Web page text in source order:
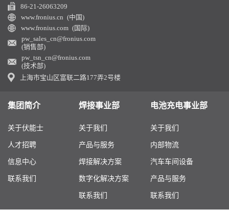
86-21-26063209
www.fronius.cn (中国)
www.fronius.com (国际)
pw_sales_cn@fronius.com
(销售部)
pw_tsn_cn@fronius.com
(技术部)
上海市宝山区富联二路177弄2号楼
集团简介
关于伏能士
人才招聘
信息中心
联系我们
焊接事业部
关于我们
产品与服务
焊接解决方案
数字化解决方案
联系我们
电池充电事业部
关于我们
内部物流
汽车车间设备
产品与服务
联系我们